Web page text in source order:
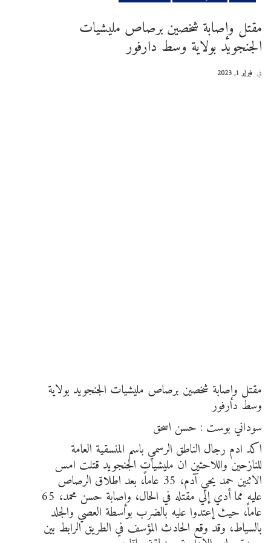
مقتل وإصابة شخصين برصاص مليشيات
الجنجويد بولاية وسط دارفور
في فبراير 1, 2023
مقتل وإصابة شخصين برصاص مليشيات الجنجويد بولاية
وسط دارفور
سوداني بوست : حسن اسحق
اكد ادم رجال الناطق الرسمي باسم المنسقية العامة
للنازحين واللاحئين ان مليشيات الجنجويد قتلت امس
الاثنين حمد يحي آدم، 35 عاماً، بعد اطلاق الرصاص
عليه مما أدي إلي مقتله في الحال، وإصابة حسن محمد، 65
عاماً، حيث إعتدوا عليه بالضرب بواسطة العصي والجلد
بالسياط، وقد وقع الحادث المؤسف في الطريق الرابط بين